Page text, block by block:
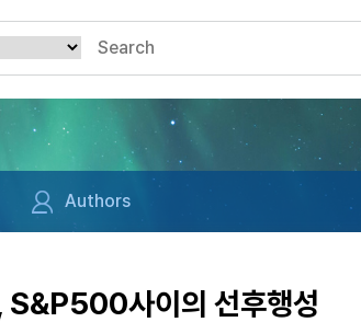
Authors
사이의 선후행성